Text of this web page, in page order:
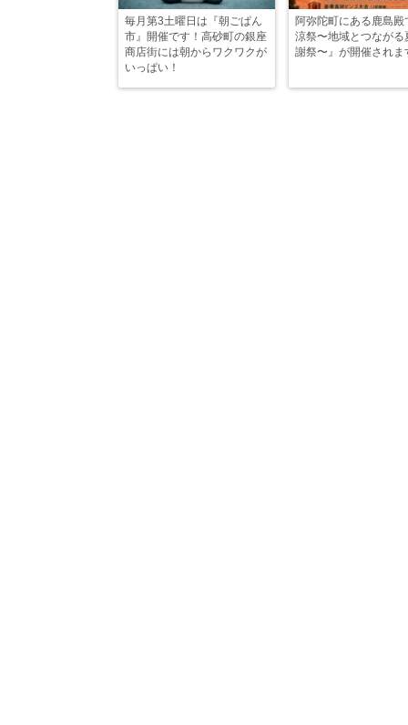
毎月第3土曜日は『朝ごぱん
市』開催です！高砂町の銀座
商店街には朝からワクワクが
いっぱい！
阿弥陀町にある鹿島殿
涼祭〜地域とつながる
謝祭〜』が開催されま